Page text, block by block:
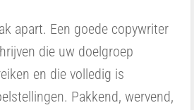
apart. Een goede copywriter
die uw doelgroep
en die volledig is
Pakkend, wervend,